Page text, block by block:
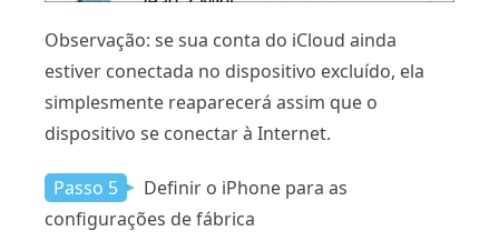
Observação: se sua conta do iCloud ainda
estiver conectada no dispositivo excluído, ela
simplesmente reaparecerá assim que o
dispositivo se conectar à Internet.
Passo 5
Definir o iPhone para as
configurações de fábrica